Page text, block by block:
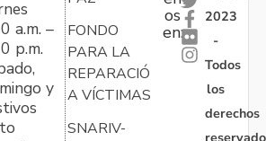
a.m. –
p.m.
y
FONDO
PARA LA
REPARACIÓN
A VÍCTIMAS
SNARIV-
os
en:
2023
-
Todos
los
derechos